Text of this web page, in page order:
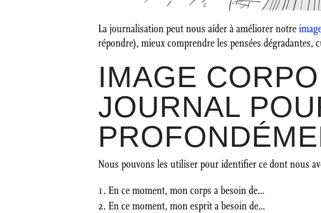
La journalisation peut nous aider à améliorer notre
répondre), mieux comprendre les pensées
IMAGE
JOURNAL
Nous pouvons les utiliser pour identifier ce dont nous
En ce moment, mon corps a besoin de…
En ce moment, mon esprit a besoin de…